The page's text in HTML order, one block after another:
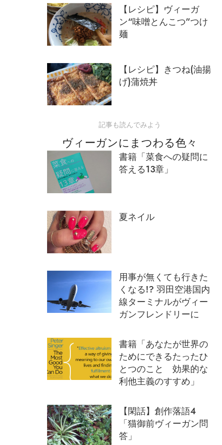
【レシピ】ヴィーガ
ン“味噌とんこつ”つけ
麺
【レシピ】きつね(油揚
げ)蒲焼丼
記事も読んでみよう
ヴィーガンにまつわる色々
書籍「菜食への疑問に
答える13章」
夏ネイル
用事が無くても行きた
くなる!? 羽田空港国内
線ターミナルがヴィー
ガンフレンドリーに
書籍「あなたが世界の
ためにできるたったひ
とつのこと 効果的な
利他主義のすすめ」
【閑話】創作落語4
「猫御前ヴィーガン問
答」